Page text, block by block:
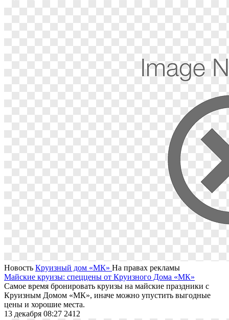
Новость Круизный дом «МК» На правах рекламы
Майские круизы: спеццены от Круизного Дома «МК»
Самое время бронировать круизы на майские праздники с
Круизным Домом «МК», иначе можно упустить выгодные
цены и хорошие места.
13 декабря 08:27 2412